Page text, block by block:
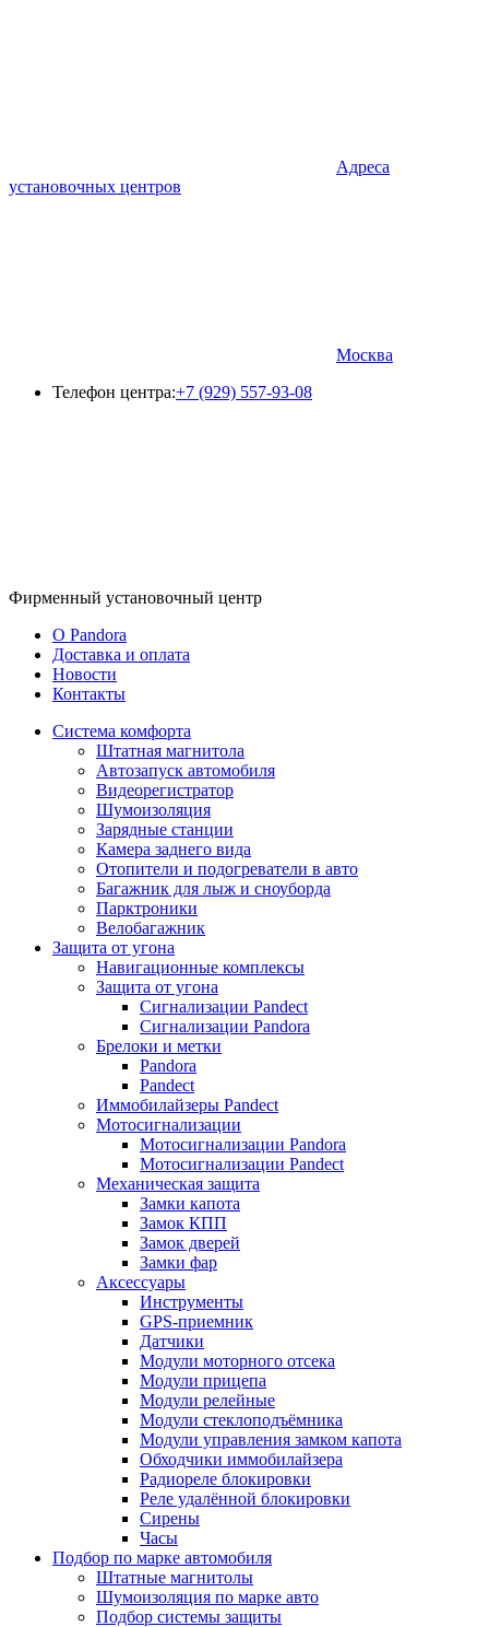
Адреса
установочных центров
Москва
Телефон центра:+7 (929) 557-93-08
Фирменный установочный центр
O Pandora
Доставка и оплата
Новости
Контакты
Система комфорта
Штатная магнитола
Автозапуск автомобиля
Видеорегистратор
Шумоизоляция
Зарядные станции
Камера заднего вида
Отопители и подогреватели в авто
Багажник для лыж и сноуборда
Парктроники
Велобагажник
Защита от угона
Навигационные комплексы
Защита от угона
Сигнализации Pandect
Сигнализации Pandora
Брелоки и метки
Pandora
Pandect
Иммобилайзеры Pandect
Мотосигнализации
Мотосигнализации Pandora
Мотосигнализации Pandect
Механическая защита
Замки капота
Замок КПП
Замок дверей
Замки фар
Аксессуары
Инструменты
GPS-приемник
Датчики
Модули моторного отсека
Модули прицепа
Модули релейные
Модули стеклоподъёмника
Модули управления замком капота
Обходчики иммобилайзера
Радиореле блокировки
Реле удалённой блокировки
Сирены
Часы
Подбор по марке автомобиля
Штатные магнитолы
Шумоизоляция по марке авто
Подбор системы защиты